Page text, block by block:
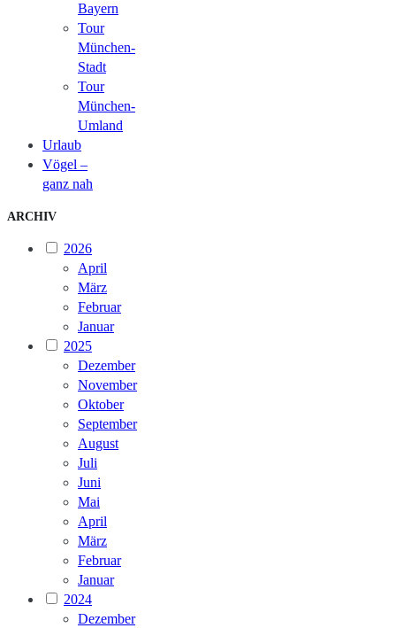
Bayern
Tour
München-
Stadt
Tour
München-
Umland
Urlaub
Vögel –
ganz nah
ARCHIV
2026
April
März
Februar
Januar
2025
Dezember
November
Oktober
September
August
Juli
Juni
Mai
April
März
Februar
Januar
2024
Dezember